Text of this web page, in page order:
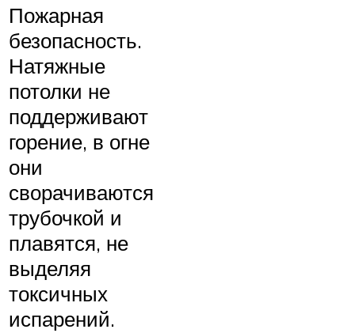
Пожарная
безопасность.
Натяжные
потолки не
поддерживают
горение, в огне
они
сворачиваются
трубочкой и
плавятся, не
выделяя
токсичных
испарений.